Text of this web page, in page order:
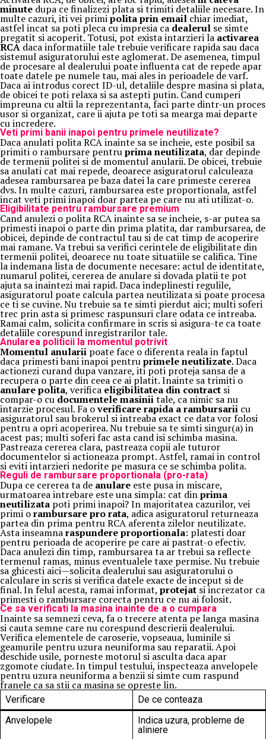
minute dupa ce finalizezi plata si trimiti detaliile necesare. In
multe cazuri, iti vei primipolita prin email chiar imediat,
astfel incat sa poti pleca cu impresia ca dealerul se simte
pregatit si acoperit. Totusi, pot exista intarzieri la activarea
RCA daca informatiile tale trebuie verificare rapida sau daca
sistemul asiguratorului este aglomerat. De asemenea, timpul
de procesare al dealerului poate influenta cat de repede apar
toate datele pe numele tau, mai ales in perioadele de varf.
Daca ai introdus corect ID-ul, detaliile despre masina si plata,
de obicei te poti relaxa si sa astepti putin. Cand cumperi
impreuna cu altii la reprezentanta, faci parte dintr-un proces
usor si organizat, care ii ajuta pe toti sa mearga mai departe
cu incredere.
Veti primi banii inapoi pentru primele neutilizate?
Daca anulati polita RCA inainte sa se incheie, este posibil sa
primiti o rambursare pentruprima neutilizata, dar depinde
de termenii politei si de momentul anularii. De obicei, trebuie
sa anulati cat mai repede, deoarece asiguratorul calculeaza
adesea rambursarea pe baza datei la care primeste cererea
dvs. In multe cazuri, rambursarea este proportionala, astfel
incat veti primi inapoi doar partea pe care nu ati utilizat-o.
Eligibilitate pentru rambursare premium
Cand anulezi o polita RCA inainte sa se incheie, s-ar putea sa
primesti inapoi o parte din prima platita, dar rambursarea, de
obicei, depinde de contractul tau si de cat timp de acoperire
mai ramane. Va trebui sa verifici cerintele de eligibilitate din
termenii politei, deoarece nu toate situatiile se califica. Tine
la indemana lista de documente necesare: actul de identitate,
numarul politei, cererea de anulare si dovada platii te pot
ajuta sa inaintezi mai rapid. Daca indeplinesti regulile,
asiguratorul poate calcula partea neutilizata si poate procesa
ce ti se cuvine. Nu trebuie sa te simti pierdut aici; multi soferi
trec prin asta si primesc raspunsuri clare odata ce intreaba.
Ramai calm, solicita confirmare in scris si asigura-te ca toate
detaliile corespund inregistrarilor tale.
Anularea politicii la momentul potrivit
Momentul anularii poate face o diferenta reala in faptul
daca primesti bani inapoi pentruprimele neutilizate. Daca
actionezi curand dupa vanzare, iti poti proteja sansa de a
recupera o parte din ceea ce ai platit. Inainte sa trimiti o
anulare polita, verifica eligibilitatea din contract si
compar-o cu documentele masiniitale, ca nimic sa nu
intarzie procesul. Fa overificare rapida a rambursarii cu
asiguratorul sau brokerul si intreaba exact ce data vor folosi
pentru a opri acoperirea. Nu trebuie sa te simti singur(a) in
acest pas; multi soferi fac asta cand isi schimba masina.
Pastreaza cererea clara, pastreaza copii ale tuturor
documentelor si actioneaza prompt. Astfel, ramai in control
si eviti intarzieri nedorite pe masura ce se schimba polita.
Reguli de rambursare proportionala (pro-rata)
Dupa ce cererea ta de anulare este pusa in miscare,
urmatoarea intrebare este una simpla: cat dinprima
neutilizata poti primi inapoi? In majoritatea cazurilor, vei
primi orambursare pro rata, adica asiguratorul returneaza
partea din prima pentru RCA aferenta zilelor neutilizate.
Asta inseamnaraspundere proportionala: platesti doar
pentru perioada de acoperire pe care ai pastrat-o efectiv.
Daca anulezi din timp, rambursarea ta ar trebui sa reflecte
termenul ramas, minus eventualele taxe permise. Nu trebuie
sa ghicesti aici—solicita dealerului sau asiguratorului o
calculare in scris si verifica datele exacte de inceput si de
final. In felul acesta, ramai informat, protejat si increzator ca
primesti o rambursare corecta pentru ce nu ai folosit.
Ce sa verificati la masina inainte de a o cumpara
Inainte sa semnezi ceva, fa o trecere atenta pe langa masina
si cauta semne care nu corespund descrierii dealerului.
Verifica elementele de caroserie, vopseaua, luminile si
geamurile pentru uzura neuniforma sau reparatii. Apoi
deschide usile, porneste motorul si asculta daca apar
zgomote ciudate. In timpul testului, inspecteaza anvelopele
pentru uzura neuniforma a benzii si simte cum raspund
franele ca sa stii ca masina se opreste lin.
Verificare
De ce conteaza
Anvelopele
Indica uzura, probleme de
aliniere